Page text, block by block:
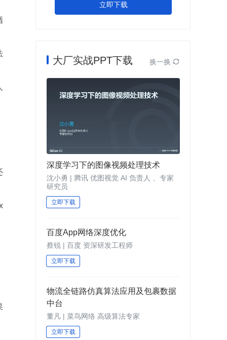
立即下载
大厂实战PPT下载 换一换 
深度学习下的图像视频处理技术
沈小勇 | 腾讯 优图视觉 AI 负责人 、专家
研究员
立即下载
百度App网络深度优化
蔡锐 | 百度 资深研发工程师
立即下载
物流全链路仿真算法应用及包裹数据
中台
董凡 | 菜鸟网络 高级算法专家
立即下载